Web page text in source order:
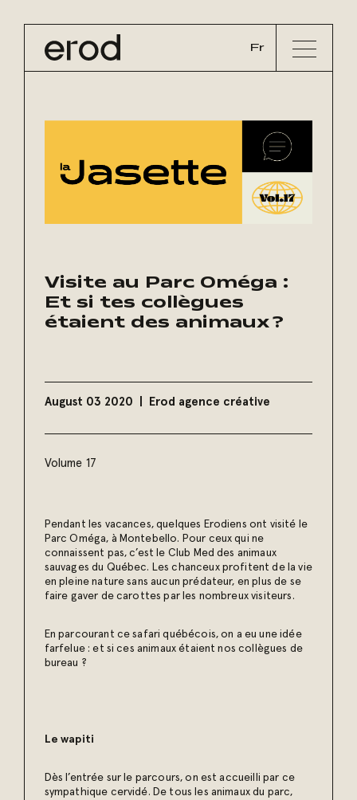
Fr
Visite au Parc Oméga :
Et si tes collègues
étaient des animaux ?
August 03 2020 Erod agence créative
Volume 17
Pendant les vacances, quelques Erodiens ont visité le
Parc Oméga, à Montebello. Pour ceux qui ne
connaissent pas, c’est le Club Med des animaux
sauvages du Québec. Les chanceux profitent de la vie
en pleine nature sans aucun prédateur, en plus de se
faire gaver de carottes par les nombreux visiteurs.
En parcourant ce safari québécois, on a eu une idée
farfelue : et si ces animaux étaient nos collègues de
bureau ?
Le wapiti
Dès l’entrée sur le parcours, on est accueilli par ce
sympathique cervidé. De tous les animaux du parc,